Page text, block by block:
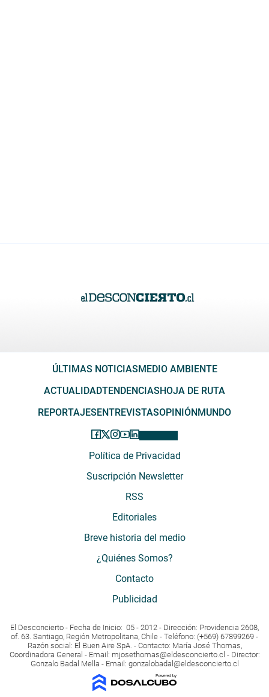
ÚLTIMAS NOTICIASMEDIO AMBIENTE
ACTUALIDADTENDENCIASHOJA DE RUTA
REPORTAJESENTREVISTASOPINIÓNMUNDO
Política de Privacidad
Suscripción Newsletter
RSS
Editoriales
Breve historia del medio
¿Quiénes Somos?
Contacto
Publicidad
El Desconcierto - Fecha de Inicio: 05 - 2012 - Dirección: Providencia 2608,
of. 63. Santiago, Región Metropolitana, Chile - Teléfono: (+569) 67899269 -
Razón social: El Buen Aire SpA. - Contacto: María José Thomas,
Coordinadora General - Email: mjosethomas@eldesconcierto.cl - Director:
Gonzalo Badal Mella - Email: gonzalobadal@eldesconcierto.cl